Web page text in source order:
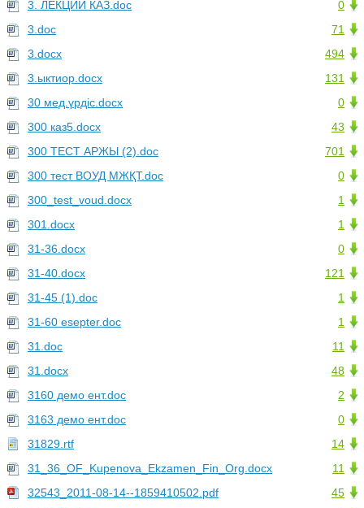
0
3. ЛЕКЦИИ КАЗ.doc
71
3.doc
494
3.docx
131
3.ыктиор.docx
0
30 мед.үрдіс.docx
43
300 каз5.docx
701
300 ТЕСТ АРЖЫ (2).doc
0
300 тест ВОУД МЖҚТ.doc
1
300_test_voud.docx
1
301.docx
0
31-36.docx
121
31-40.docx
1
31-45 (1).doc
1
31-60 esepter.doc
11
31.doc
48
31.docx
2
3160 демо ент.doc
0
3163 демо ент.doc
14
31829.rtf
11
31_36_OF_Kupenova_Ekzamen_Fin_Org.docx
45
32543_2011-08-14--1859410502.pdf